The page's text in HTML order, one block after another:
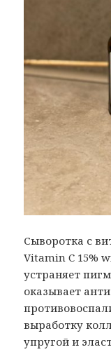
Сыворотка с
Vitamin C 15%
устраняет
оказывает
выработку
упругой и